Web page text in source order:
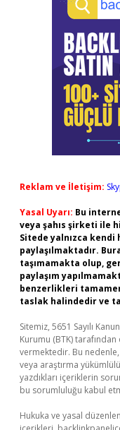
Reklam ve İletişim:
Yasal Uyarı: Bu
veya şahıs şirketi ile
Sitede yalnızca kendi
paylaşılmaktadır.
taşımamakta olup,
paylaşım
benzerlikleri
taslak halindedir ve
Sitemiz, 5651 Sayılı
Kurumu (BTK)
vermektedir. Bu
veya araştırma
yazdıkları içeriklerin
bu sorumluluğu kabul
Hukuka ve yasal